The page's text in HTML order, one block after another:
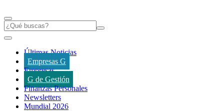
Últimas Noticias
Empresas G
Empresas
G de Gestión
Finanzas Personales
Newsletters
Mundial 2026